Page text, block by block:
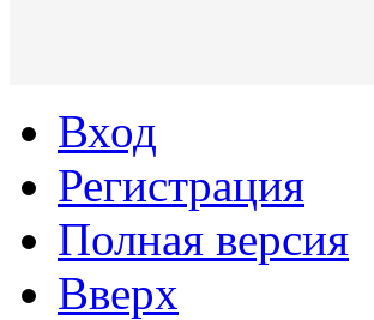
Вход
Регистрация
Полная версия
Вверх